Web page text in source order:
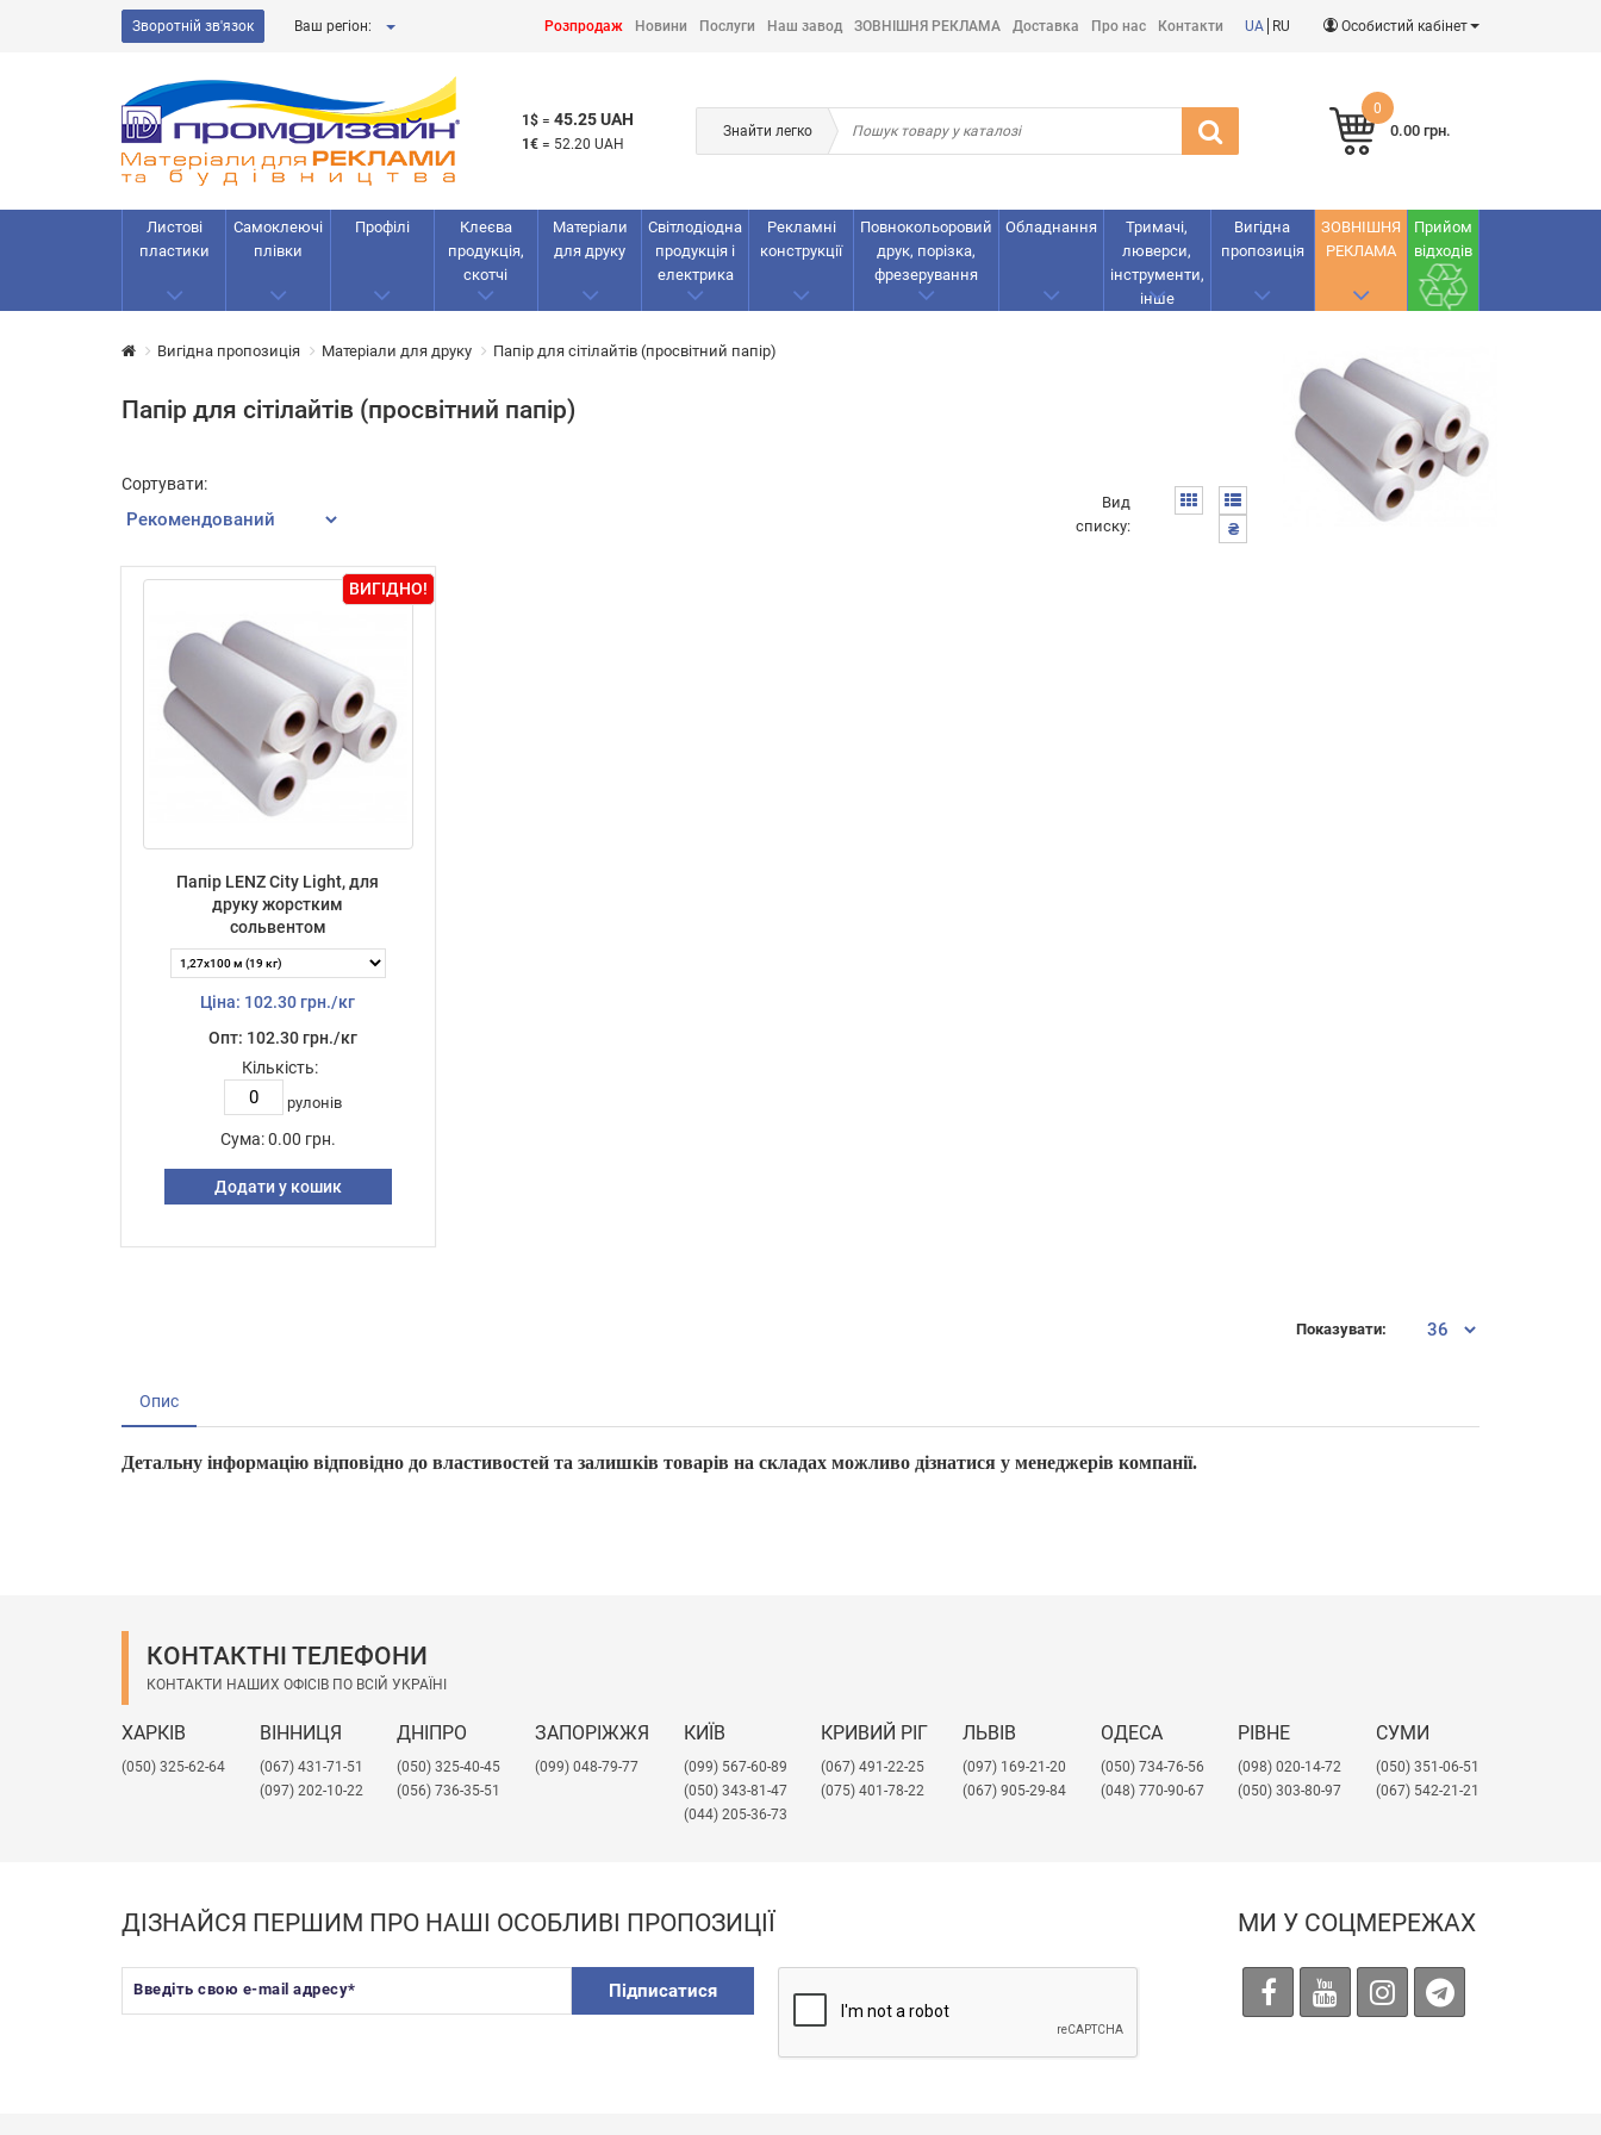
Зворотній зв'язок Ваш регіон: Розпродаж Новини Послуги Наш завод ЗОВНІШНЯ РЕКЛАМА Доставка Про нас Контакти UA RU Особистий кабінет
1$ = 45.25 UAH
1€ = 52.20 UAH
Знайти легко
0
0.00 грн.
Листові
пластики
Самоклеючі
плівки
Профілі
Клеєва
продукція,
скотчі
Матеріали
для друку
Світлодіодна
продукція і
електрика
Рекламнi
конструкції
Повнокольоровий
друк, порізка,
фрезерування
Обладнання
Тримачі,
люверси,
інструменти,
інше
Вигідна
пропозиція
ЗОВНІШНЯ
РЕКЛАМА
Прийом
відходів
Вигідна пропозиція Матеріали для друку Папір для сітілайтів (просвітний папір)
Папір для сітілайтів (просвітний папір)
Сортувати:
Вид
списку:
₴
ВИГІДНО!
Папір LENZ City Light, для
друку жорстким
сольвентом
Ціна: 102.30 грн./кг
Опт: 102.30 грн./кг
Кількість:
рулонів
Сума: 0.00 грн.
Додати у кошик
Показувати:
Опис
Детальну інформацію відповідно до властивостей та залишків товарів на складах можливо дізнатися у менеджерів компанії.
КОНТАКТНІ ТЕЛЕФОНИ
КОНТАКТИ НАШИХ ОФІСІВ ПО ВСІЙ УКРАЇНІ
ХАРКІВ
(050) 325-62-64
ВІННИЦЯ
(067) 431-71-51
(097) 202-10-22
ДНІПРО
(050) 325-40-45
(056) 736-35-51
ЗАПОРІЖЖЯ
(099) 048-79-77
КИЇВ
(099) 567-60-89
(050) 343-81-47
(044) 205-36-73
КРИВИЙ РІГ
(067) 491-22-25
(075) 401-78-22
ЛЬВІВ
​(097) 169-21-20
(067) 905-29-84
ОДЕСА
(050) 734-76-56
(048) 770-90-67
РІВНЕ
(098) 020-14-72
(050) 303-80-97
СУМИ
(050) 351-06-51
(067) 542-21-21
ДІЗНАЙСЯ ПЕРШИМ ПРО НАШІ ОСОБЛИВІ ПРОПОЗИЦІЇ
Введіть свою e-mail адресу* Підписатися
МИ У СОЦМЕРЕЖАХ